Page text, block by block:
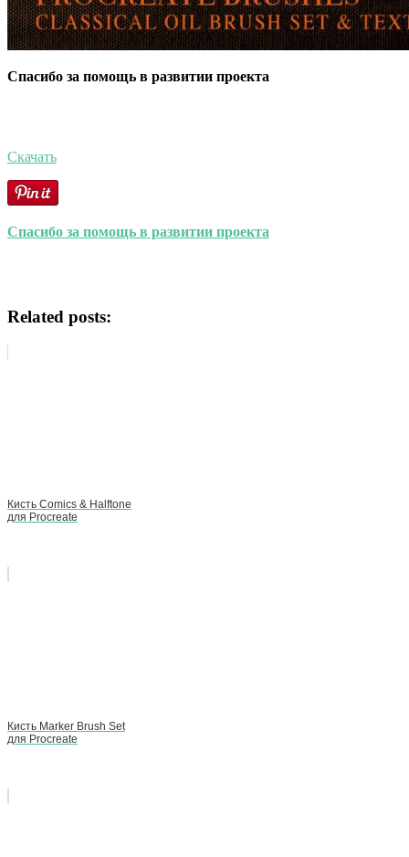
Спасибо за помощь в развитии проекта
Скачать
Спасибо за помощь в развитии проекта
Related posts:
Кисть Comics & Halftone
для Procreate
Кисть Marker Brush Set
для Procreate